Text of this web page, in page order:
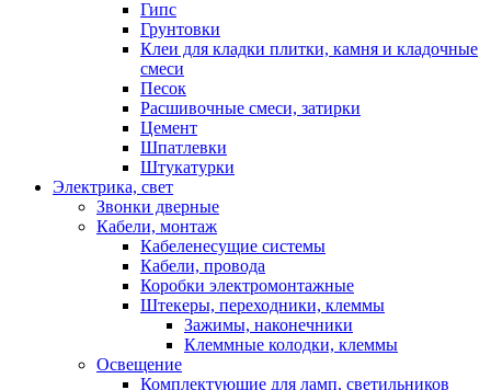
Гипс
Грунтовки
Клеи для кладки плитки, камня и кладочные
смеси
Песок
Расшивочные смеси, затирки
Цемент
Шпатлевки
Штукатурки
Электрика, свет
Звонки дверные
Кабели, монтаж
Кабеленесущие системы
Кабели, провода
Коробки электромонтажные
Штекеры, переходники, клеммы
Зажимы, наконечники
Клеммные колодки, клеммы
Освещение
Комплектующие для ламп, светильников